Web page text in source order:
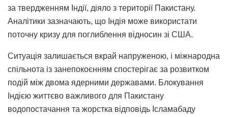
за твердженням Індії, діяло з території Пакистану.
Аналітики зазначають, що Індія може використати
поточну кризу для поглиблення відносин зі США.
Ситуація залишається вкрай напруженою, і міжнародна
спільнота із занепокоєнням спостерігає за розвитком
подій між двома ядерними державами. Блокування
Індією життєво важливого для Пакистану
водопостачання та жорстка відповідь Ісламабаду